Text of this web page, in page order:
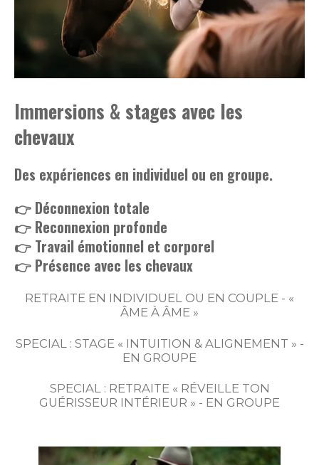
Immersions & stages avec les
chevaux
Des expériences en individuel ou en groupe.
👉 Déconnexion totale
👉 Reconnexion profonde
👉 Travail émotionnel et corporel
👉 Présence avec les chevaux
RETRAITE EN INDIVIDUEL OU EN COUPLE - «
ÂME À ÂME »
SPECIAL : STAGE « INTUITION & ALIGNEMENT » -
EN GROUPE
SPECIAL : RETRAITE « RÉVEILLE TON
GUÉRISSEUR INTÉRIEUR » - EN GROUPE